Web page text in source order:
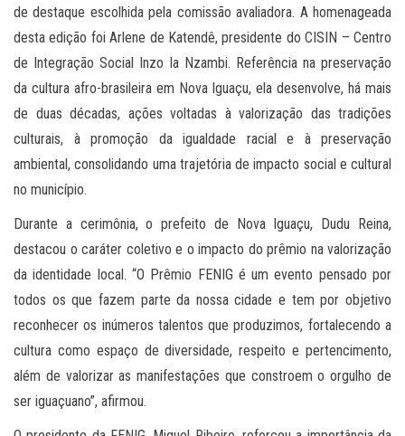
de destaque escolhida pela comissão avaliadora. A homenageada
desta edição foi Arlene de Katendê, presidente do CISIN – Centro
de Integração Social Inzo Ia Nzambi. Referência na preservação
da cultura afro-brasileira em Nova Iguaçu, ela desenvolve, há mais
de duas décadas, ações voltadas à valorização das tradições
culturais, à promoção da igualdade racial e à preservação
ambiental, consolidando uma trajetória de impacto social e cultural
no município.
Durante a cerimônia, o prefeito de Nova Iguaçu, Dudu Reina,
destacou o caráter coletivo e o impacto do prêmio na valorização
da identidade local. “O Prêmio FENIG é um evento pensado por
todos os que fazem parte da nossa cidade e tem por objetivo
reconhecer os inúmeros talentos que produzimos, fortalecendo a
cultura como espaço de diversidade, respeito e pertencimento,
além de valorizar as manifestações que constroem o orgulho de
ser iguaçuano”, afirmou.